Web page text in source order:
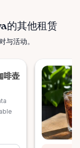
的其他租赁
与活动。
啡壶